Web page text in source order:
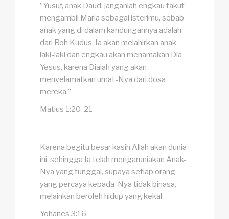
”Yusuf, anak Daud, janganlah engkau takut
mengambil Maria sebagai isterimu, sebab
anak yang di dalam kandungannya adalah
dari Roh Kudus. Ia akan melahirkan anak
laki-laki dan engkau akan menamakan Dia
Yesus, karena Dialah yang akan
menyelamatkan umat-Nya dari dosa
mereka.”
Matius 1:20-21
Karena begitu besar kasih Allah akan dunia
ini, sehingga Ia telah mengaruniakan Anak-
Nya yang tunggal, supaya setiap orang
yang percaya kepada-Nya tidak binasa,
melainkan beroleh hidup yang kekal.
Yohanes 3:16